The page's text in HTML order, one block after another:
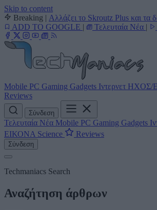
Skip to content
Breaking | Αλλάζει το Skroutz Plus και τα
ADD TO GOOGLE | Τελευταία Νέα |
Mobile PC Gaming Gadgets Ιντερνετ ΗΧΟΣ/
Reviews
Σύνδεση
Τελευταία Νέα Mobile PC Gaming Gadgets
ΕΙΚΟΝΑ Science Reviews
Σύνδεση
Techmaniacs Search
Αναζήτηση άρθρων